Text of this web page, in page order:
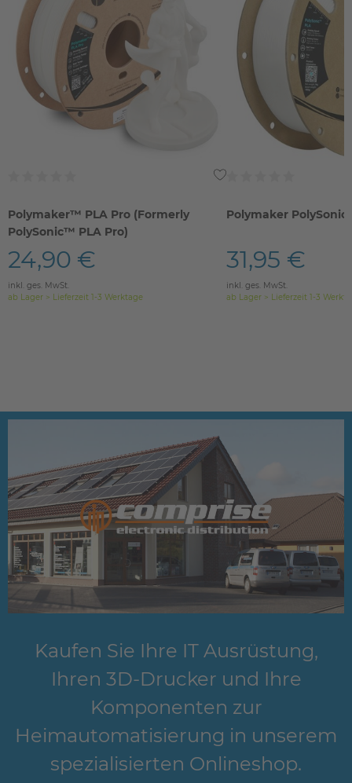
Polymaker™ PLA Pro (Formerly
PolySonic™ PLA Pro)
24,90 €
inkl. ges. MwSt.
ab Lager > Lieferzeit 1-3 Werktage
Polymaker
31,95 €
inkl. ges. MwSt.
ab Lager > Lieferzeit 1-3
Kaufen Sie Ihre IT Ausrüstung,
Ihren 3D-Drucker und Ihre
Komponenten zur
Heimautomatisierung in unserem
spezialisierten Onlineshop.